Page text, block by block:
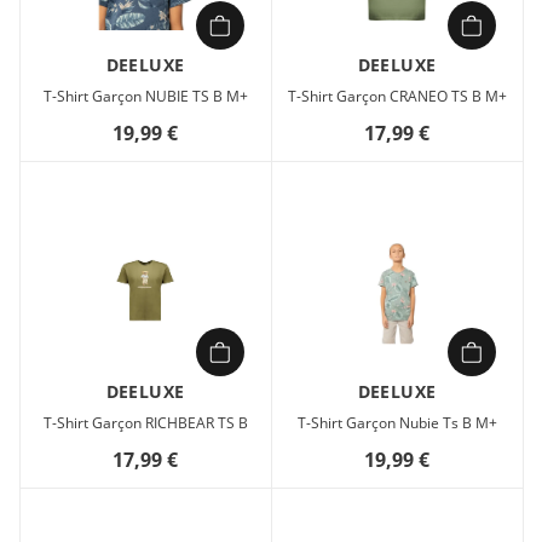
DEELUXE
T-Shirt Garçon NUBIE TS B M+
19,99 €
DEELUXE
T-Shirt Garçon CRANEO TS B M+
17,99 €
DEELUXE
T-Shirt Garçon RICHBEAR TS B
17,99 €
DEELUXE
T-Shirt Garçon Nubie Ts B M+
19,99 €